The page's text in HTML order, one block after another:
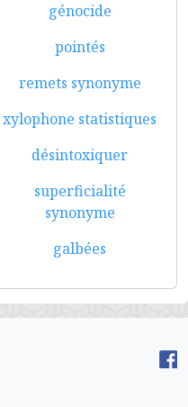
génocide
pointés
remets synonyme
xylophone statistiques
désintoxiquer
superficialité
synonyme
galbées